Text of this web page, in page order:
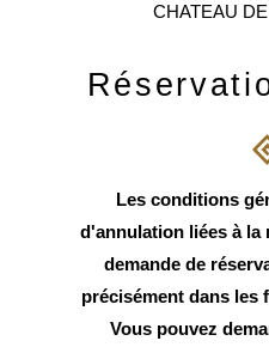
CHATEAU
Les conditions
d'annulation liées à la
demande de
précisément dans les
Vous pouvez